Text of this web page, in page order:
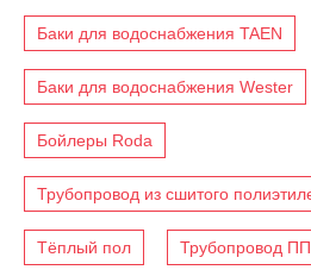
Баки для водоснабжения TAEN
Баки для водоснабжения Wester
Бойлеры Roda
Трубопровод из сшитого
Тёплый пол Трубопровод ПП